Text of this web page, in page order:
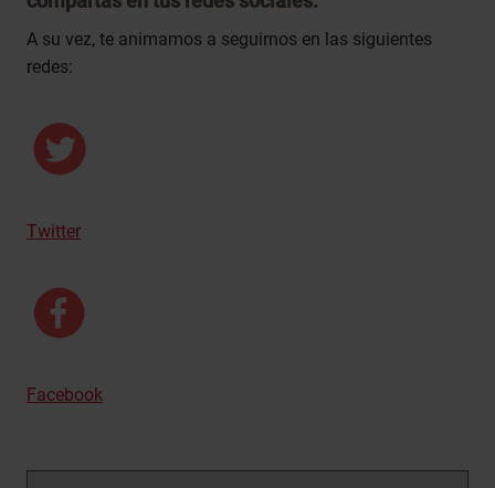
A su vez, te animamos a seguirnos en las siguientes
redes:
Twitter
Facebook